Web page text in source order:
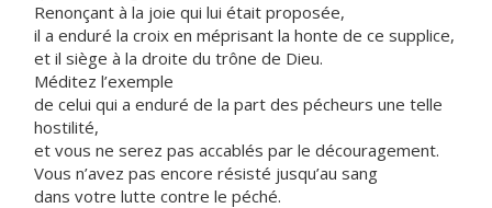
Renonçant à la joie qui lui était proposée,
il a enduré la croix en méprisant la honte de ce supplice,
et il siège à la droite du trône de Dieu.
Méditez l’exemple
de celui qui a enduré de la part des pécheurs une telle
hostilité,
et vous ne serez pas accablés par le découragement.
Vous n’avez pas encore résisté jusqu’au sang
dans votre lutte contre le péché.